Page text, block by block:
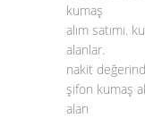
kumaş
alım satımı.
alanlar.
nakit
şifon kumaş
alan